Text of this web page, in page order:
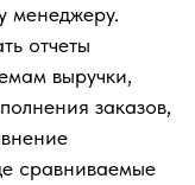
менеджеру.
отчеты
выручки,
заказов,
сравниваемые